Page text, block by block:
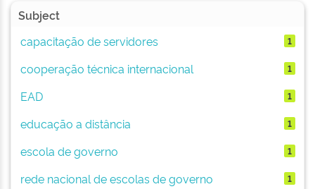
Subject
capacitação de servidores
1
cooperação técnica internacional 1
EAD 1
educação a distância 1
escola de governo 1
rede nacional de escolas de governo 1